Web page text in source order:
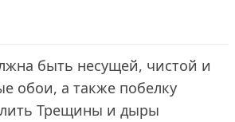
быть несущей, чистой и
обои, а также побелку
Трещины и дыры